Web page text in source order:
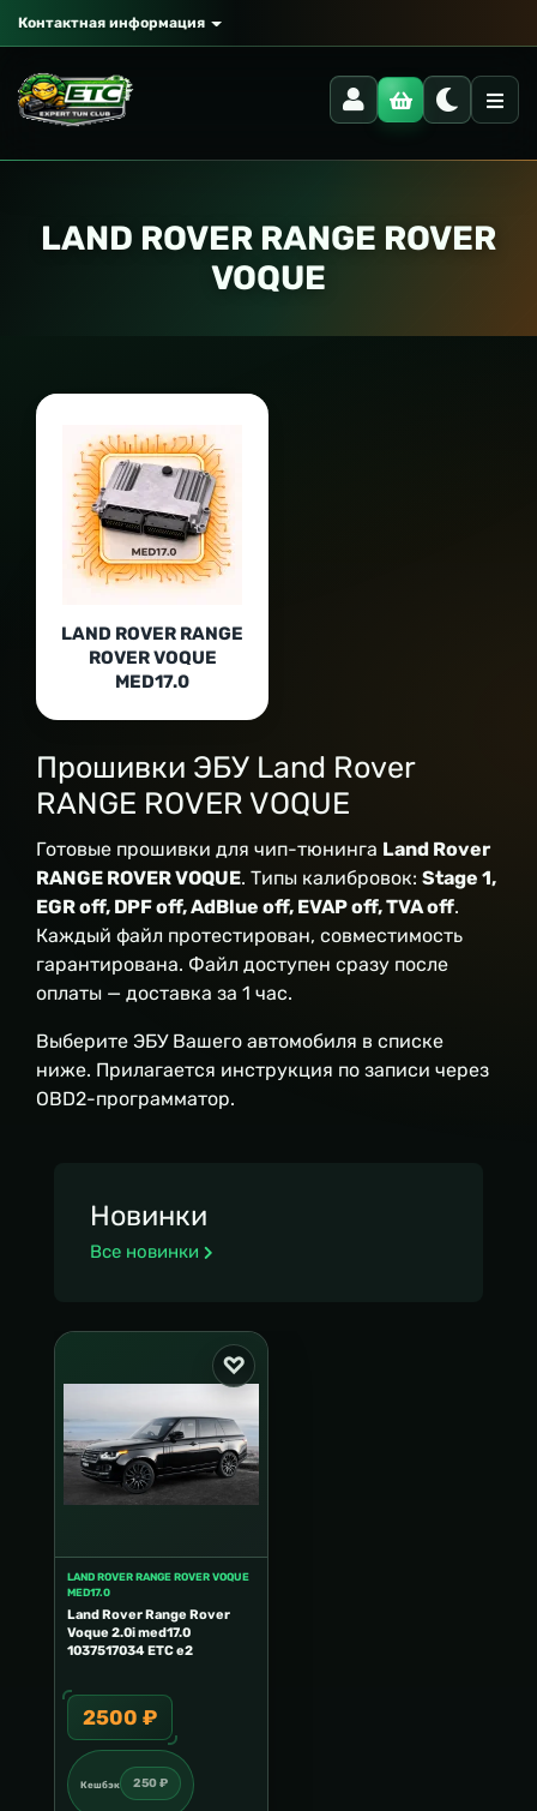
Контактная информация
LAND ROVER RANGE ROVER
VOQUE
LAND ROVER RANGE
ROVER VOQUE
MED17.0
Прошивки ЭБУ Land Rover
RANGE ROVER VOQUE
Готовые прошивки для чип-тюнинга Land Rover
RANGE ROVER VOQUE. Типы калибровок: Stage 1,
EGR off, DPF off, AdBlue off, EVAP off, TVA off.
Каждый файл протестирован, совместимость
гарантирована. Файл доступен сразу после
оплаты — доставка за 1 час.
Выберите ЭБУ Вашего автомобиля в списке
ниже. Прилагается инструкция по записи через
OBD2-программатор.
Новинки
Все новинки
LAND ROVER RANGE ROVER VOQUE
MED17.0
Land Rover Range Rover
Voque 2.0i med17.0
1037517034 ETC e2
2500 ₽
Кешбэк 250 ₽